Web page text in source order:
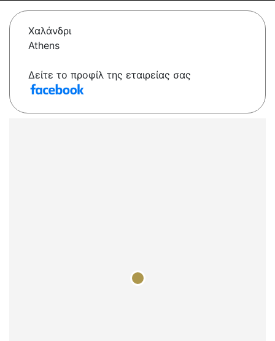
Χαλάνδρι
Athens
Δείτε το προφίλ της εταιρείας σας